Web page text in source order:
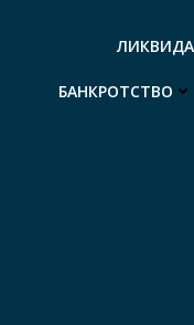
БАНКРОТСТВО